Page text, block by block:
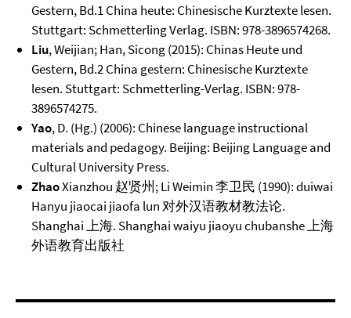
Gestern, Bd.1 China heute: Chinesische Kurztexte lesen.
Stuttgart: Schmetterling Verlag. ISBN: 978-3896574268.
Liu, Weijian; Han, Sicong (2015): Chinas Heute und
Gestern, Bd.2 China gestern: Chinesische Kurztexte
lesen. Stuttgart: Schmetterling-Verlag. ISBN: 978-
3896574275.
Yao, D. (Hg.) (2006): Chinese language instructional
materials and pedagogy. Beijing: Beijing Language and
Cultural University Press.
ZhaoXianzhou 赵贤州; Li Weimin 李卫民 (1990): duiwai
Hanyu jiaocai jiaofa lun 对外汉语教材教法论.
Shanghai 上海. Shanghai waiyu jiaoyu chubanshe 上海
外语教育出版社